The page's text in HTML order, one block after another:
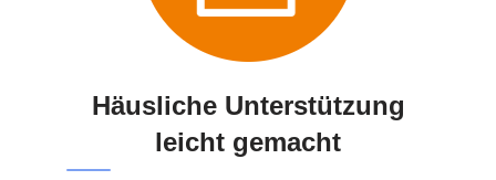
Häusliche Unterstützung
leicht gemacht